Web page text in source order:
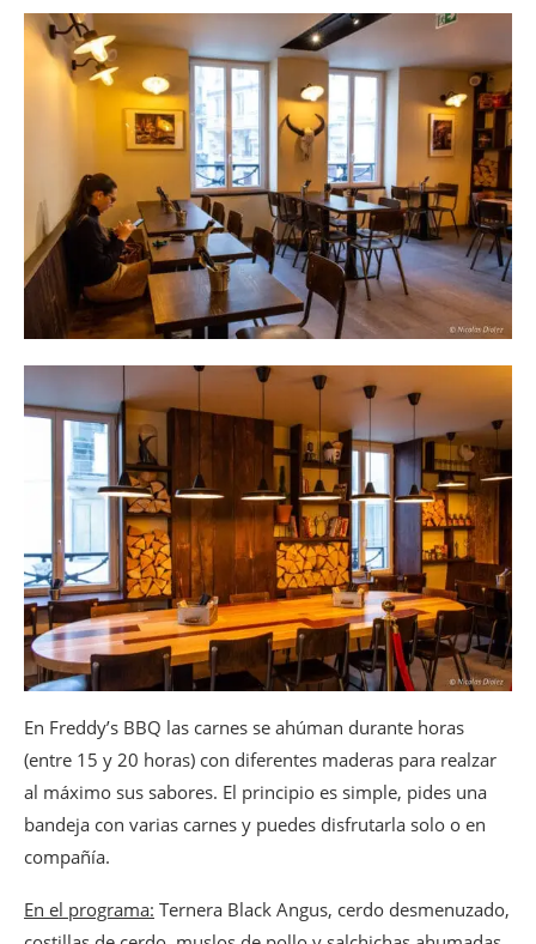
En Freddy’s BBQ las carnes se ahúman durante horas
(entre 15 y 20 horas) con diferentes maderas para realzar
al máximo sus sabores. El principio es simple, pides una
bandeja con varias carnes y puedes disfrutarla solo o en
compañía.
En el programa: Ternera Black Angus, cerdo desmenuzado,